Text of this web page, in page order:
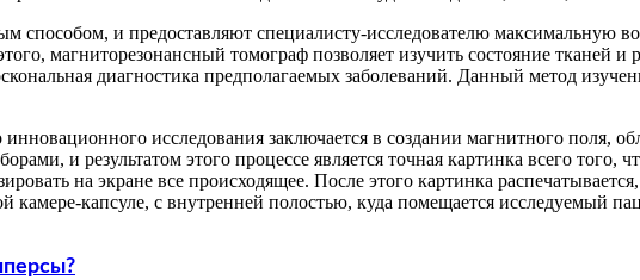
способом, и предоставляют специалисту-исследователю максимальную
магниторезонансный томограф позволяет изучить состояние тканей
диагностика предполагаемых заболеваний. Данный метод
исследования заключается в создании магнитного поля,
и результатом этого процессе является точная картинка всего
на экране все происходящее. После этого картинка
камере-капсуле, с внутренней полостью, куда помещается исследуемый